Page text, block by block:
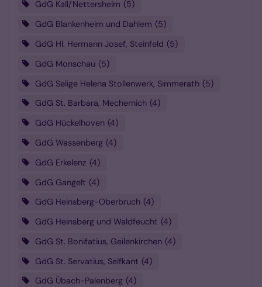
GdG Kall/Nettersheim
5
GdG Blankenheim und Dahlem 5
GdG Hl. Hermann Josef, Steinfeld 5
GdG Monschau 5
GdG Selige Helena Stollenwerk, Simmerath 5
GdG St. Barbara, Mechernich 4
GdG Hückelhoven 4
GdG Wassenberg 4
GdG Erkelenz 4
GdG Gangelt 4
GdG Heinsberg-Oberbruch 4
GdG Heinsberg und Waldfeucht 4
GdG St. Bonifatius, Geilenkirchen 4
GdG St. Servatius, Selfkant 4
GdG Übach-Palenberg 4